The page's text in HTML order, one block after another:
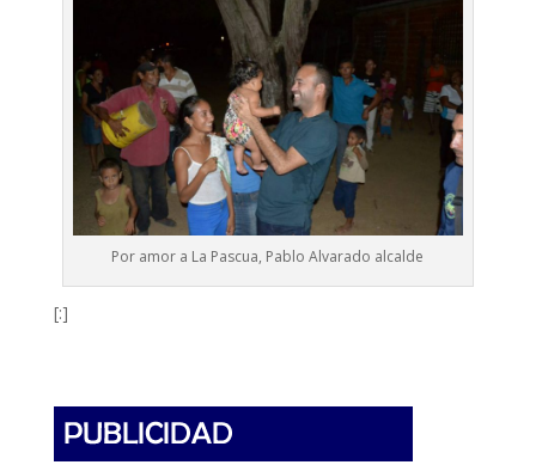
Por amor a La Pascua, Pablo Alvarado alcalde
[:]